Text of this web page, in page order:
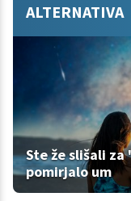
ALTERNATIVA
Ste že slišali
pomirjalo um